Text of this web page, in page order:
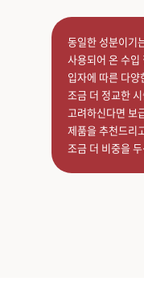
동일한 성분이기
사용되어 온 수입
입자에 따른 다
조금 더 정교한
고려하신다면 보
제품을 추천드리
조금 더 비중을